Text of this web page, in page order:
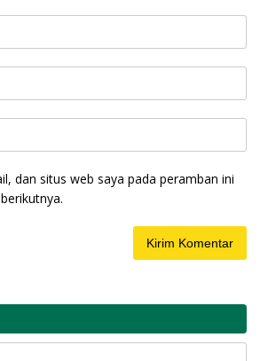
dan situs web saya pada peramban ini